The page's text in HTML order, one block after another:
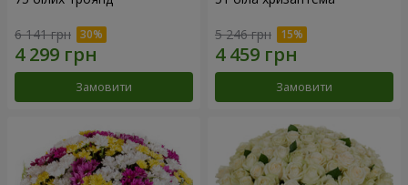
6 141 грн
Замовити
5 246 грн
Замовити